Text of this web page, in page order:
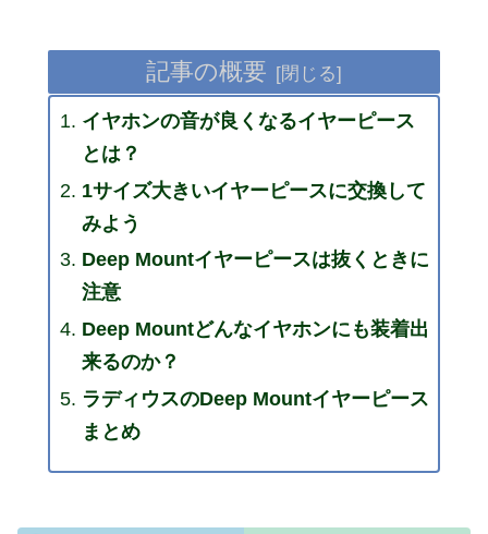
記事の概要
イヤホンの音が良くなるイヤーピース
とは？
1サイズ大きいイヤーピースに交換して
みよう
Deep Mountイヤーピースは抜くときに
注意
Deep Mountどんなイヤホンにも装着出
来るのか？
ラディウスのDeep Mountイヤーピース
まとめ